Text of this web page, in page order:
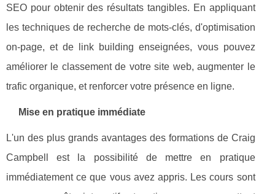
SEO pour obtenir des résultats tangibles. En appliquant
les techniques de recherche de mots-clés, d'optimisation
on-page, et de link building enseignées, vous pouvez
améliorer le classement de votre site web, augmenter le
trafic organique, et renforcer votre présence en ligne.
Mise en pratique immédiate
L'un des plus grands avantages des formations de Craig
Campbell est la possibilité de mettre en pratique
immédiatement ce que vous avez appris. Les cours sont